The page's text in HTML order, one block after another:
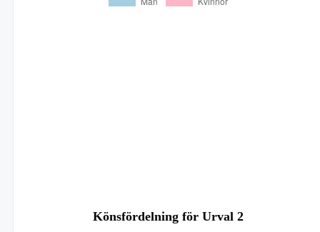
Könsfördelning för Urval 2